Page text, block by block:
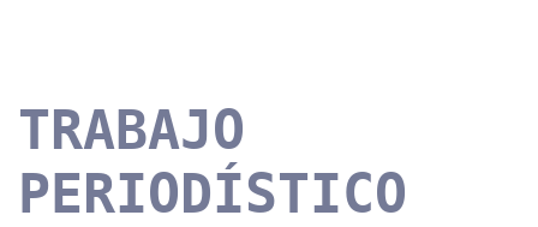
TRABAJO
PERIODÍSTICO